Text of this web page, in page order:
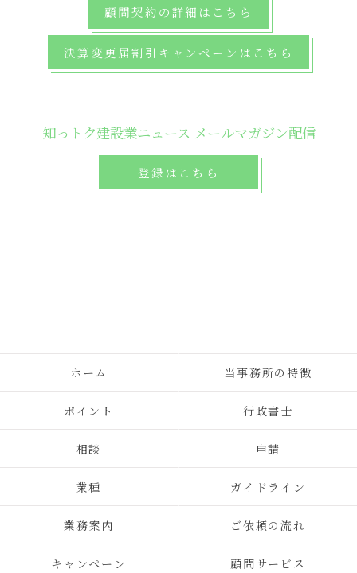
顧問契約の詳細はこちら
決算変更届割引キャンペーンはこちら
知っトク建設業ニュース メールマガジン配信
登録はこちら
ホーム 当事務所の特徴
ポイント 行政書士
相談 申請
業種 ガイドライン
業務案内 ご依頼の流れ
キャンペーン 顧問サービス